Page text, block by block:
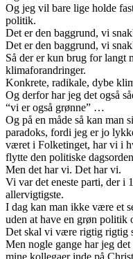
Og jeg vil bare lige holde
politik.
Det er den baggrund, vi
Det er den baggrund, vi
Så der er kun brug for langt
klimaforandringer.
Konkrete, radikale, dybe
Og derfor har jeg det også
“vi er også grønne” …
Og på en måde så kan man
paradoks, fordi jeg er jo
været i Folketinget, har vi i
flytte den politiske
Men det har vi. Det har vi.
Vi var det eneste parti, der i
allervigtigste.
I dag kan man ikke være et
uden at have en grøn politik
Det skal vi være rigtig rigtig
Men nogle gange har jeg
mine kollegaer inde på